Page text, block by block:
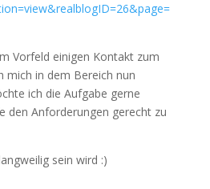
Vorfeld einigen Kontakt zum
mich in dem Bereich nun
ich die Aufgabe gerne
den Anforderungen gerecht zu
sein wird :)